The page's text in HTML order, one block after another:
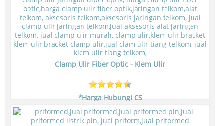
*Harga Hubungi CS
Stock:Tersedia
SKU:
DETAIL PRODUK
Clamp Ulir Fiber Optic - Klem Ulir
*Harga Hubungi CS
Stock:Tersedia
SKU: